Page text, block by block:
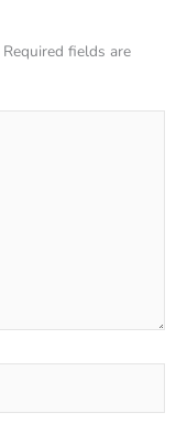
Required fields are